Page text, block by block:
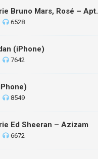
Bruno Mars, Rosé – Apt.
6528
(iPhone)
7642
8549
Ed Sheeran – Azizam
6672